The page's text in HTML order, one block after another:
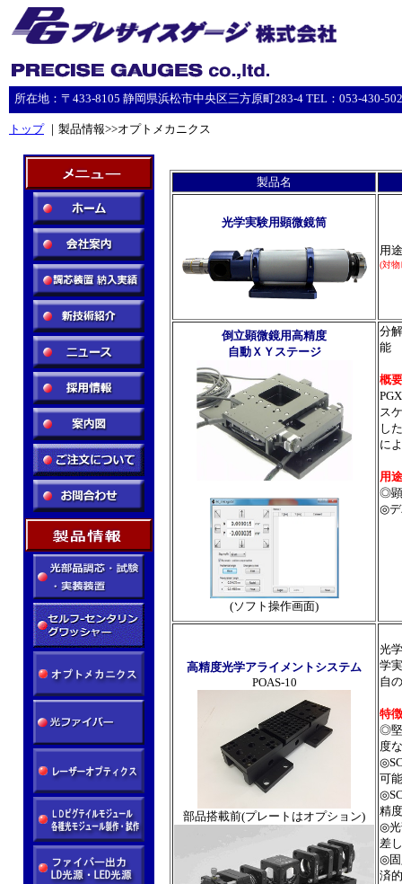
製品名
光学実験用顕微鏡筒
用
(対
倒立顕微鏡用高精度
自動ＸＹステージ
(ソフト操作画面)
分
能
概要
ス
し
に
用途
◎顕
◎デ
高精度光学アライメントシステム
POAS-10
部品搭載前(プレートはオプション)
光
学
自
特徴
◎堅
度
可
精
◎光
差
◎固
済
トップ｜製品情報>>オプトメカニクス
所在地：〒433-8105 静岡県浜松市中央区三方原町283-4 TEL：053-430-